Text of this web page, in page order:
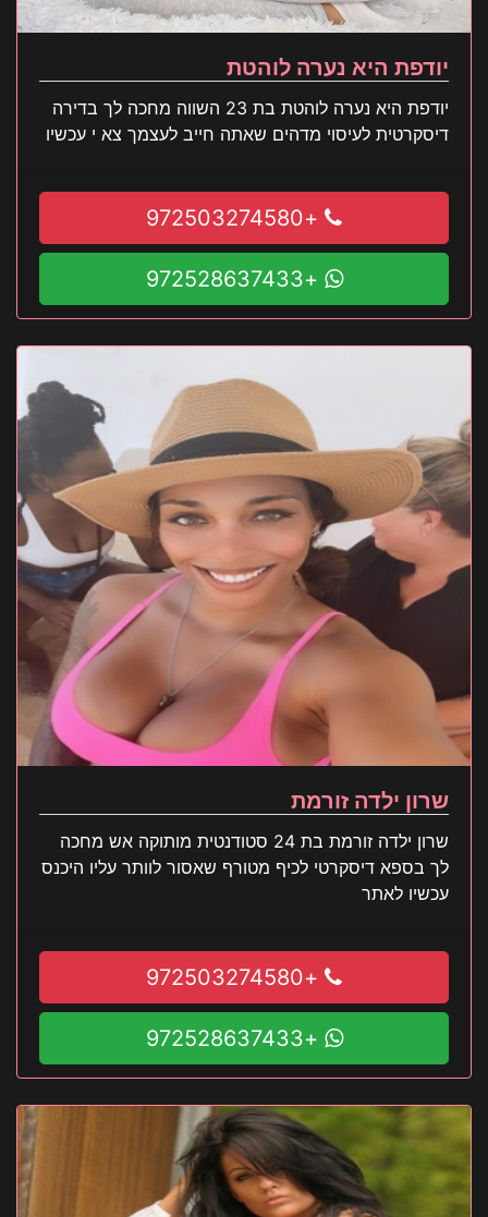
יודפת היא נערה לוהטת
יודפת היא נערה לוהטת בת 23 השווה מחכה לך בדירה
דיסקרטית לעיסוי מדהים שאתה חייב לעצמך צא י עכשיו
+972503274580
+972528637433
שרון ילדה זורמת
שרון ילדה זורמת בת 24 סטודנטית מותוקה אש מחכה
לך בספא דיסקרטי לכיף מטורף שאסור לוותר עליו היכנס
עכשיו לאתר
+972503274580
+972528637433